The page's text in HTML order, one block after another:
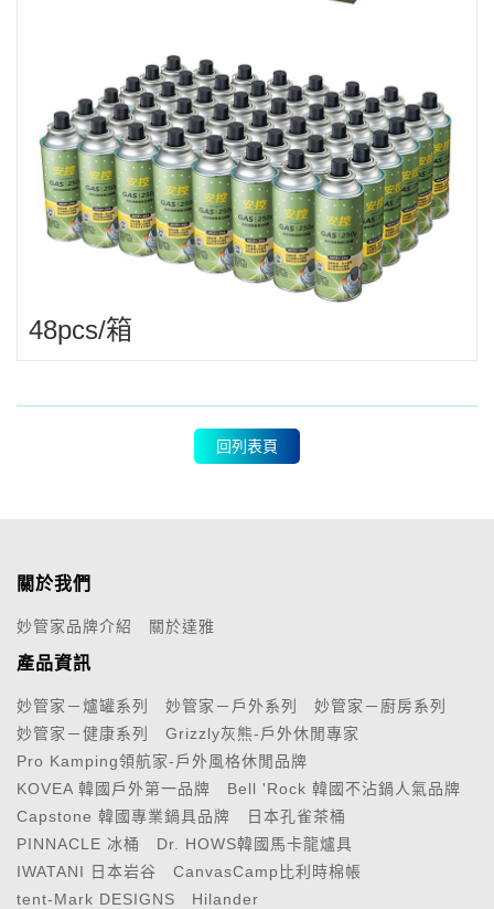
48pcs/箱
回列表頁
關於我們
妙管家品牌介紹 關於達雅
產品資訊
妙管家－爐罐系列 妙管家－戶外系列
妙管家－廚房系列
妙管家－健康系列
Grizzly灰熊-戶外休閒專家
Pro Kamping領航家-戶外風格休閒品牌
KOVEA 韓國戶外第一品牌
Bell 'Rock 韓國不沾鍋人氣品牌
Capstone 韓國專業鍋具品牌
日本孔雀茶桶
PINNACLE 冰桶
Dr. HOWS韓國馬卡龍爐具
IWATANI 日本岩谷
CanvasCamp比利時棉帳
tent-Mark DESIGNS
Hilander